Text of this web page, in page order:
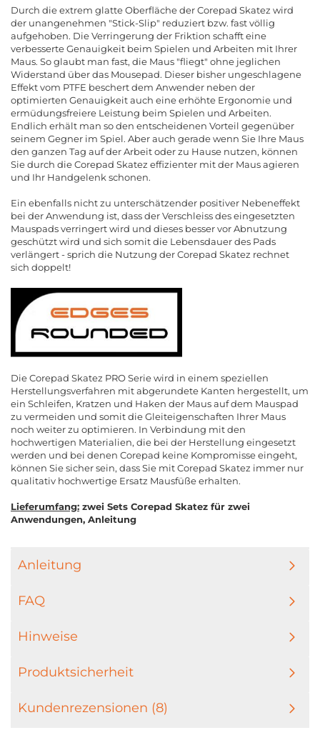
Durch die extrem glatte Oberfläche der Corepad Skatez wird
der unangenehmen "Stick-Slip" reduziert bzw. fast völlig
aufgehoben. Die Verringerung der Friktion schafft eine
verbesserte Genauigkeit beim Spielen und Arbeiten mit Ihrer
Maus. So glaubt man fast, die Maus "fliegt" ohne jeglichen
Widerstand über das Mousepad. Dieser bisher ungeschlagene
Effekt vom PTFE beschert dem Anwender neben der
optimierten Genauigkeit auch eine erhöhte Ergonomie und
ermüdungsfreiere Leistung beim Spielen und Arbeiten.
Endlich erhält man so den entscheidenen Vorteil gegenüber
seinem Gegner im Spiel. Aber auch gerade wenn Sie Ihre Maus
den ganzen Tag auf der Arbeit oder zu Hause nutzen, können
Sie durch die Corepad Skatez effizienter mit der Maus agieren
und Ihr Handgelenk schonen.
Ein ebenfalls nicht zu unterschätzender positiver Nebeneffekt
bei der Anwendung ist, dass der Verschleiss des eingesetzten
Mauspads verringert wird und dieses besser vor Abnutzung
geschützt wird und sich somit die Lebensdauer des Pads
verlängert - sprich die Nutzung der Corepad Skatez rechnet
sich doppelt!
Die Corepad Skatez PRO Serie wird in einem speziellen
Herstellungsverfahren mit abgerundete Kanten hergestellt, um
ein Schleifen, Kratzen und Haken der Maus auf dem Mauspad
zu vermeiden und somit die Gleiteigenschaften Ihrer Maus
noch weiter zu optimieren. In Verbindung mit den
hochwertigen Materialien, die bei der Herstellung eingesetzt
werden und bei denen Corepad keine Kompromisse eingeht,
können Sie sicher sein, dass Sie mit Corepad Skatez immer nur
qualitativ hochwertige Ersatz Mausfüße erhalten.
Lieferumfang: zwei Sets Corepad Skatez für zwei
Anwendungen, Anleitung
Anleitung
FAQ
Hinweise
Produktsicherheit
Kundenrezensionen (8)